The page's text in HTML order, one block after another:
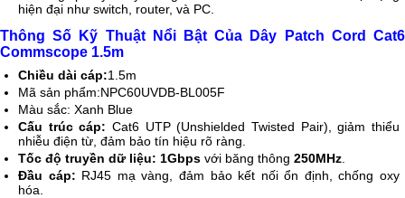
hiện đại như switch, router, và PC.
Thông Số Kỹ Thuật Nổi Bật Của Dây Patch Cord Cat6
Commscope 1.5m
Chiều dài cáp:1.5m
Mã sản phẩm:NPC60UVDB-BL005F
Màu sắc: Xanh Blue
Cấu trúc cáp: Cat6 UTP (Unshielded Twisted Pair), giảm thiểu
nhiễu điện từ, đảm bảo tín hiệu rõ ràng.
Tốc độ truyền dữ liệu: 1Gbps với băng thông 250MHz
Đầu cáp: RJ45 mạ vàng, đảm bảo kết nối ổn định, chống oxy
hóa.